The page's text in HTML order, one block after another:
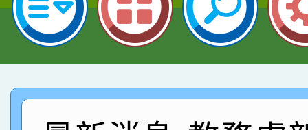
指導老師林老師
賽 劉文瑛教師榮獲教
臺灣台語-第二名
賀！本校參與2026世
市賽榮獲科學小創客佳
創客第三名。
賀！本校參加桃園市中
賽 洪綺君教師榮獲社
賀！本校阿巴斯O蜜、